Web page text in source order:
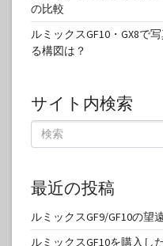
の比較
ルミックスGF10・GX8で
る構図は？
サイト内検索
最近の投稿
ルミックスGF9/GF10の
ルミックスGF10を購入し